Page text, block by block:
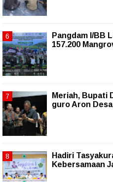
Pangdam I/BB
157.200
Meriah, Bupati
guro Aron
Hadiri
Kebersamaan